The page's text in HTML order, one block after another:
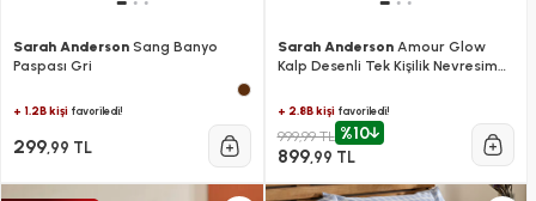
Sarah Anderson Sang Banyo
Paspası Gri
+ 1.2B kişi favoriledi!
299,99 TL
Sarah AndersonAmour Glow
Kalp Desenli Tek Kişilik Nevresim
+ 2.8B kişifavoriledi!
999,99 TL %10
899,99 TL